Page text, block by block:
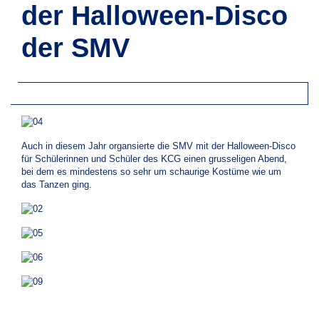
der Halloween-Disco
der SMV
Auch in diesem Jahr organsierte die SMV mit der Halloween-Disco
für Schülerinnen und Schüler des KCG einen grusseligen Abend,
bei dem es mindestens so sehr um schaurige Kostüme wie um
das Tanzen ging.